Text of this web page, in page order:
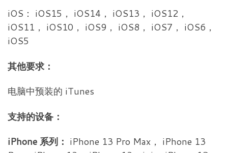
iOS： iOS15， iOS14， iOS13， iOS12，
iOS11， iOS10， iOS9， iOS8， iOS7， iOS6，
iOS5
其他要求：
电脑中预装的 iTunes
支持的设备：
iPhone 系列： iPhone 13 Pro Max， iPhone 13